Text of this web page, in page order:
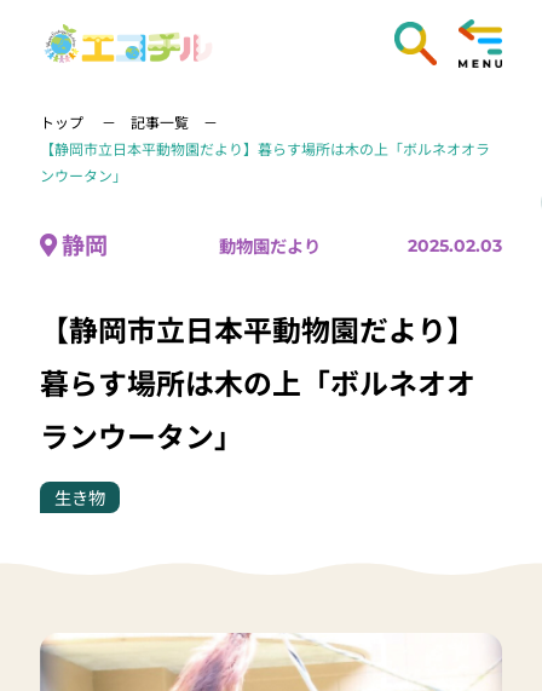
トップ
記事一覧
【静岡市立日本平動物園だより】暮らす場所は木の上「ボルネオオラ
ンウータン」
静岡 動物園だより 2025.02.03
【静岡市立日本平動物園だより】
暮らす場所は木の上「ボルネオオ
ランウータン」
生き物